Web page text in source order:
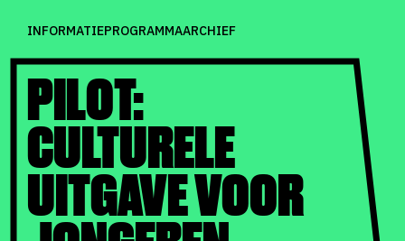
INFORMATIEPROGRAMMAARCHIEF
PILOT:
CULTURELE
UITGAVE VOOR